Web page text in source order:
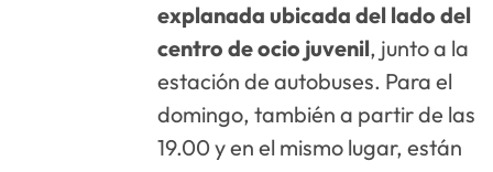
explanada ubicada del lado del
centro de ocio juvenil, junto a la
estación de autobuses. Para el
domingo, también a partir de las
19.00 y en el mismo lugar, están